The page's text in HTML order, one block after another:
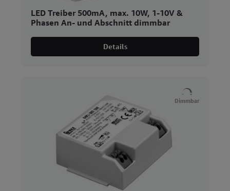
LED Treiber 500mA, max. 10W, 1-10V &
Phasen An- und Abschnitt dimmbar
Details
Dimmbar